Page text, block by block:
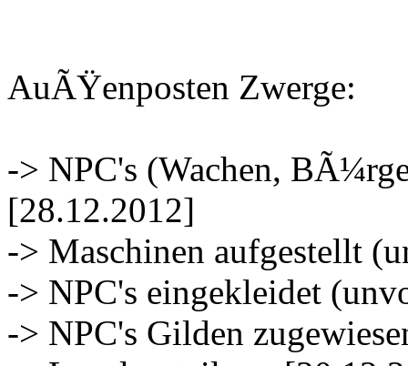
AuÃŸenposten Zwerge:
-> NPC's (Wachen,
[28.12.2012]
-> Maschinen aufgestellt
-> NPC's eingekleidet
-> NPC's Gilden